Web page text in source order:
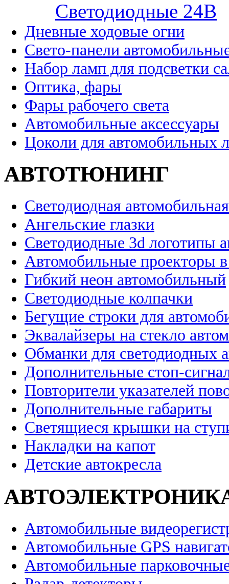
Cветодиодные 24B
Дневные ходовые огни
Свето-панели
Набор ламп для подсветки
Оптика, фары
Фары рабочего света
Автомобильные аксессуары
Цоколи для автомобильных
АВТОТЮНИНГ
Светодиодная
Ангельские глазки
Светодиодные 3d логотипы
Автомобильные проекторы
Гибкий неон автомобильный
Светодиодные колпачки
Бегущие строки для
Эквалайзеры на стекло
Обманки для светодиодных
Дополнительные стоп-
Повторители указателей
Дополнительные габариты
Светящиеся крышки на
Накладки на капот
Детские автокресла
Автомобильные
Автомобильные GPS
Автомобильные